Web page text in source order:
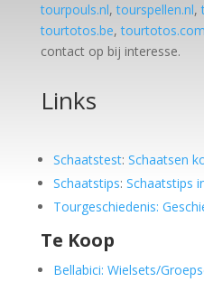
tourpouls.nl,tourspellen.nl,
tourtotos.be,tourtotos.com
contact op bij interesse.
Links
Schaatstest: Schaatsen
Schaatstips: Schaatstips
Tourgeschiedenis:
Te Koop
Bellabici: Wielsets/